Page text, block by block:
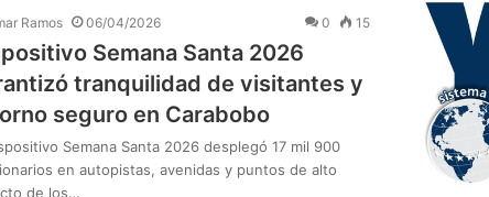
Ramos 06/04/2026 0 15
Semana Santa 2026
tranquilidad de visitantes y
seguro en Carabobo
Semana Santa 2026 desplegó 17 mil 900
en autopistas, avenidas y puntos de alto
de los…